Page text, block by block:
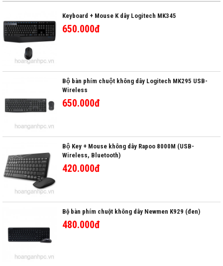
Keyboard + Mouse K dây Logitech MK345
650.000đ
Bộ bàn phím chuột không dây Logitech MK295 USB-
Wireless
650.000đ
Bộ Key + Mouse không dây Rapoo 8000M (USB-
Wireless, Bluetooth)
420.000đ
Bộ bàn phím chuột không dây Newmen K929 (đen)
480.000đ